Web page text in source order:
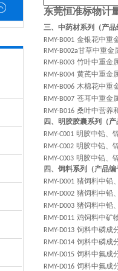
东莞恒准标物计
三、中药材系列（产品
RMY-B001 金银花中重
RMY-B002a甘草中重金
RMY-B003 竹叶中重金
RMY-B004 黄芪中重金
RMY-B006 木棉花中重
RMY-B007 苍耳中重金
RMY-B016 桑叶中营养
四、明胶胶囊系列（
RMY-C001 明胶中铅、
RMY-C002 明胶中铅、
RMY-C003 明胶中铅、
四、饲料系列（产品编
RMY-D001 猪饲料中铅
RMY-D002 猪饲料中铅
RMY-D003 猪饲料中铅
RMY-D011 鸡饲料中矿
RMY-D013 饲料中磷成
RMY-D014 饲料中磷成
RMY-D015 饲料中氟成
RMY-D016 饲料中氟成